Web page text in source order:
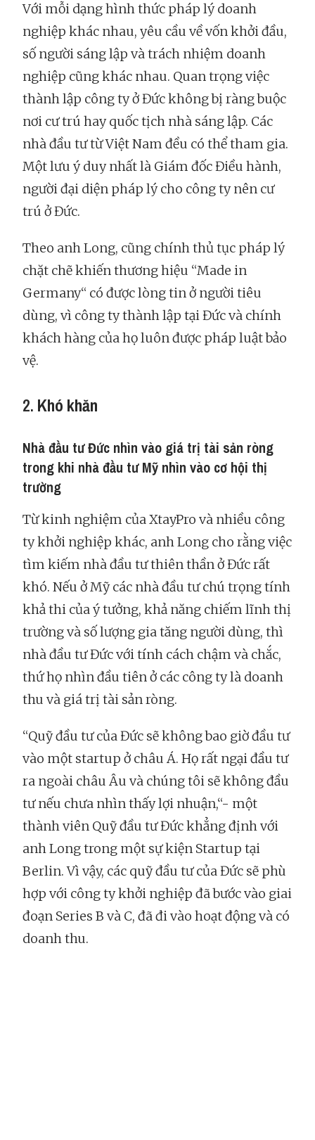
Với mỗi dạng hình thức pháp lý doanh
nghiệp khác nhau, yêu cầu về vốn khởi đầu,
số người sáng lập và trách nhiệm doanh
nghiệp cũng khác nhau. Quan trọng việc
thành lập công ty ở Đức không bị ràng buộc
nơi cư trú hay quốc tịch nhà sáng lập. Các
nhà đầu tư từ Việt Nam đều có thể tham gia.
Một lưu ý duy nhất là Giám đốc Điều hành,
người đại diện pháp lý cho công ty nên cư
trú ở Đức.
Theo anh Long, cũng chính thủ tục pháp lý
chặt chẽ khiến thương hiệu “Made in
Germany“ có được lòng tin ở người tiêu
dùng, vì công ty thành lập tại Đức và chính
khách hàng của họ luôn được pháp luật bảo
vệ.
2. Khó khăn
Nhà đầu tư Đức nhìn vào giá trị tài sản ròng
trong khi nhà đầu tư Mỹ nhìn vào cơ hội thị
trường
Từ kinh nghiệm của XtayPro và nhiều công
ty khởi nghiệp khác, anh Long cho rằng việc
tìm kiếm nhà đầu tư thiên thần ở Đức rất
khó. Nếu ở Mỹ các nhà đầu tư chú trọng tính
khả thi của ý tưởng, khả năng chiếm lĩnh thị
trường và số lượng gia tăng người dùng, thì
nhà đầu tư Đức với tính cách chậm và chắc,
thứ họ nhìn đầu tiên ở các công ty là doanh
thu và giá trị tài sản ròng.
“Quỹ đầu tư của Đức sẽ không bao giờ đầu tư
vào một startup ở châu Á. Họ rất ngại đầu tư
ra ngoài châu Âu và chúng tôi sẽ không đầu
tư nếu chưa nhìn thấy lợi nhuận,“- một
thành viên Quỹ đầu tư Đức khẳng định với
anh Long trong một sự kiện Startup tại
Berlin. Vì vậy, các quỹ đầu tư của Đức sẽ phù
hợp với công ty khởi nghiệp đã bước vào giai
đoạn Series B và C, đã đi vào hoạt động và có
doanh thu.